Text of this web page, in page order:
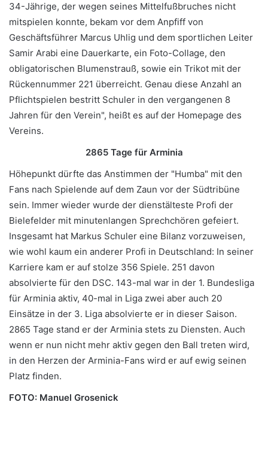
34-Jährige, der wegen seines Mittelfußbruches nicht
mitspielen konnte, bekam vor dem Anpfiff von
Geschäftsführer Marcus Uhlig und dem sportlichen Leiter
Samir Arabi eine Dauerkarte, ein Foto-Collage, den
obligatorischen Blumenstrauß, sowie ein Trikot mit der
Rückennummer 221 überreicht. Genau diese Anzahl an
Pflichtspielen bestritt Schuler in den vergangenen 8
Jahren für den Verein", heißt es auf der Homepage des
Vereins.
2865 Tage für Arminia
Höhepunkt dürfte das Anstimmen der "Humba" mit den
Fans nach Spielende auf dem Zaun vor der Südtribüne
sein. Immer wieder wurde der dienstälteste Profi der
Bielefelder mit minutenlangen Sprechchören gefeiert.
Insgesamt hat Markus Schuler eine Bilanz vorzuweisen,
wie wohl kaum ein anderer Profi in Deutschland: In seiner
Karriere kam er auf stolze 356 Spiele. 251 davon
absolvierte für den DSC. 143-mal war in der 1. Bundesliga
für Arminia aktiv, 40-mal in Liga zwei aber auch 20
Einsätze in der 3. Liga absolvierte er in dieser Saison.
2865 Tage stand er der Arminia stets zu Diensten. Auch
wenn er nun nicht mehr aktiv gegen den Ball treten wird,
in den Herzen der Arminia-Fans wird er auf ewig seinen
Platz finden.
FOTO: Manuel Grosenick